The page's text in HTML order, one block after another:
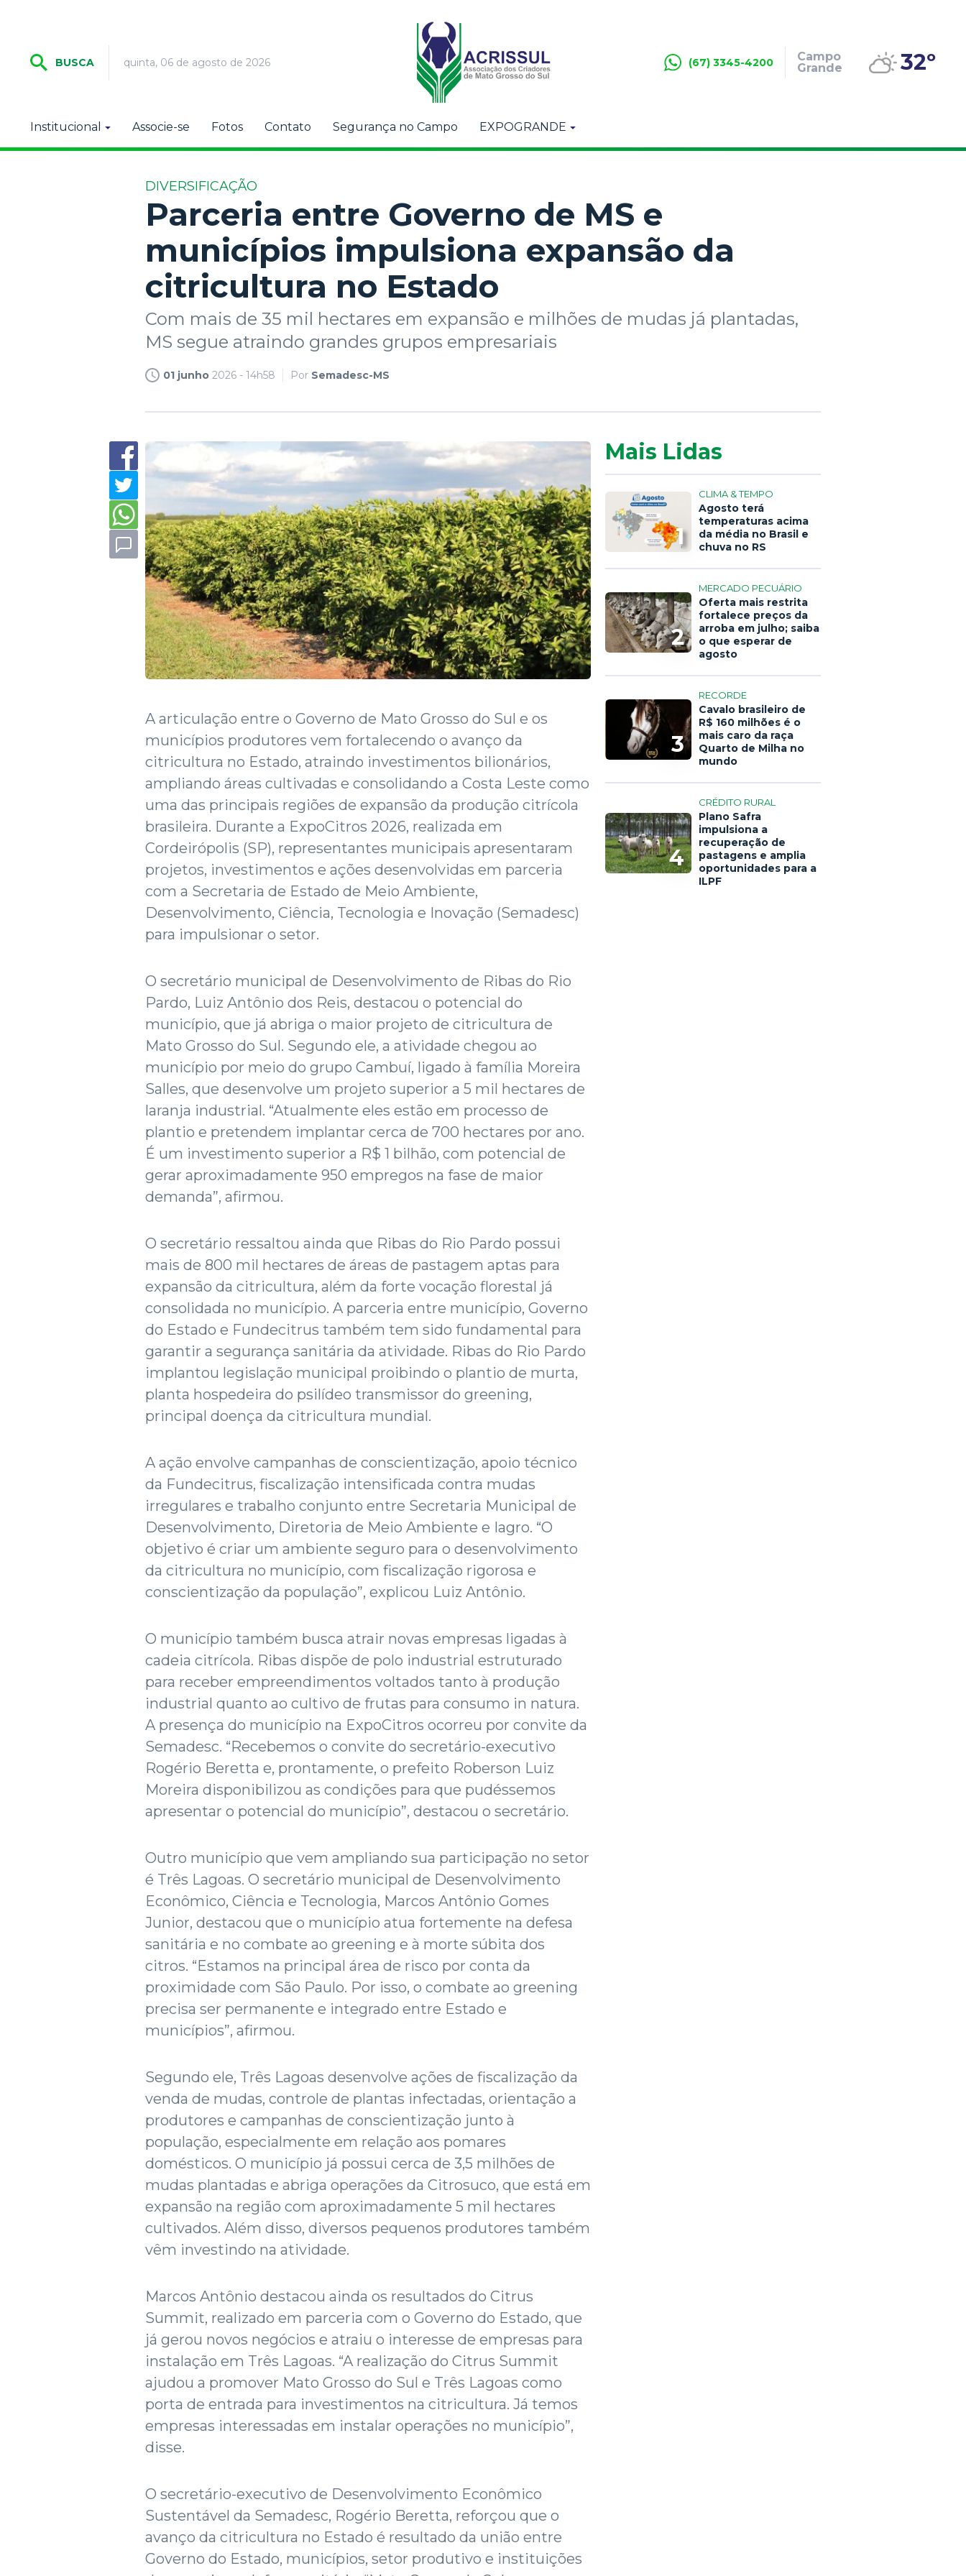
BUSCA quinta, 06 de agosto de 2026 (67) 3345-4200
Campo
Grande
32º
Institucional Associe-se Fotos Contato Segurança no Campo EXPOGRANDE
DIVERSIFICAÇÃO
Parceria entre Governo de MS e
municípios impulsiona expansão da
citricultura no Estado
Com mais de 35 mil hectares em expansão e milhões de mudas já plantadas,
MS segue atraindo grandes grupos empresariais
01 junho 2026 - 14h58 Por Semadesc-MS
A articulação entre o Governo de Mato Grosso do Sul e os
municípios produtores vem fortalecendo o avanço da
citricultura no Estado, atraindo investimentos bilionários,
ampliando áreas cultivadas e consolidando a Costa Leste como
uma das principais regiões de expansão da produção citrícola
brasileira. Durante a ExpoCitros 2026, realizada em
Cordeirópolis (SP), representantes municipais apresentaram
projetos, investimentos e ações desenvolvidas em parceria
com a Secretaria de Estado de Meio Ambiente,
Desenvolvimento, Ciência, Tecnologia e Inovação (Semadesc)
para impulsionar o setor.
O secretário municipal de Desenvolvimento de Ribas do Rio
Pardo, Luiz Antônio dos Reis, destacou o potencial do
município, que já abriga o maior projeto de citricultura de
Mato Grosso do Sul. Segundo ele, a atividade chegou ao
município por meio do grupo Cambuí, ligado à família Moreira
Salles, que desenvolve um projeto superior a 5 mil hectares de
laranja industrial. “Atualmente eles estão em processo de
plantio e pretendem implantar cerca de 700 hectares por ano.
É um investimento superior a R$ 1 bilhão, com potencial de
gerar aproximadamente 950 empregos na fase de maior
demanda”, afirmou.
O secretário ressaltou ainda que Ribas do Rio Pardo possui
mais de 800 mil hectares de áreas de pastagem aptas para
expansão da citricultura, além da forte vocação florestal já
consolidada no município. A parceria entre município, Governo
do Estado e Fundecitrus também tem sido fundamental para
garantir a segurança sanitária da atividade. Ribas do Rio Pardo
implantou legislação municipal proibindo o plantio de murta,
planta hospedeira do psilídeo transmissor do greening,
principal doença da citricultura mundial.
A ação envolve campanhas de conscientização, apoio técnico
da Fundecitrus, fiscalização intensificada contra mudas
irregulares e trabalho conjunto entre Secretaria Municipal de
Desenvolvimento, Diretoria de Meio Ambiente e Iagro. “O
objetivo é criar um ambiente seguro para o desenvolvimento
da citricultura no município, com fiscalização rigorosa e
conscientização da população”, explicou Luiz Antônio.
O município também busca atrair novas empresas ligadas à
cadeia citrícola. Ribas dispõe de polo industrial estruturado
para receber empreendimentos voltados tanto à produção
industrial quanto ao cultivo de frutas para consumo in natura.
A presença do município na ExpoCitros ocorreu por convite da
Semadesc. “Recebemos o convite do secretário-executivo
Rogério Beretta e, prontamente, o prefeito Roberson Luiz
Moreira disponibilizou as condições para que pudéssemos
apresentar o potencial do município”, destacou o secretário.
Outro município que vem ampliando sua participação no setor
é Três Lagoas. O secretário municipal de Desenvolvimento
Econômico, Ciência e Tecnologia, Marcos Antônio Gomes
Junior, destacou que o município atua fortemente na defesa
sanitária e no combate ao greening e à morte súbita dos
citros. “Estamos na principal área de risco por conta da
proximidade com São Paulo. Por isso, o combate ao greening
precisa ser permanente e integrado entre Estado e
municípios”, afirmou.
Segundo ele, Três Lagoas desenvolve ações de fiscalização da
venda de mudas, controle de plantas infectadas, orientação a
produtores e campanhas de conscientização junto à
população, especialmente em relação aos pomares
domésticos. O município já possui cerca de 3,5 milhões de
mudas plantadas e abriga operações da Citrosuco, que está em
expansão na região com aproximadamente 5 mil hectares
cultivados. Além disso, diversos pequenos produtores também
vêm investindo na atividade.
Marcos Antônio destacou ainda os resultados do Citrus
Summit, realizado em parceria com o Governo do Estado, que
já gerou novos negócios e atraiu o interesse de empresas para
instalação em Três Lagoas. “A realização do Citrus Summit
ajudou a promover Mato Grosso do Sul e Três Lagoas como
porta de entrada para investimentos na citricultura. Já temos
empresas interessadas em instalar operações no município”,
disse.
O secretário-executivo de Desenvolvimento Econômico
Sustentável da Semadesc, Rogério Beretta, reforçou que o
avanço da citricultura no Estado é resultado da união entre
Governo do Estado, municípios, setor produtivo e instituições
Mais Lidas
1
CLIMA & TEMPO
Agosto terá
temperaturas acima
da média no Brasil e
chuva no RS
2
MERCADO PECUÁRIO
Oferta mais restrita
fortalece preços da
arroba em julho; saiba
o que esperar de
agosto
3
RECORDE
Cavalo brasileiro de
R$ 160 milhões é o
mais caro da raça
Quarto de Milha no
mundo
4
CRÉDITO RURAL
Plano Safra
impulsiona a
recuperação de
pastagens e amplia
oportunidades para a
ILPF